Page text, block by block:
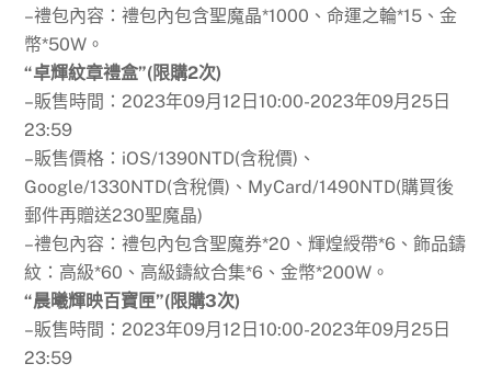
–禮包內容：禮包內包含聖魔晶*1000、命運之輪*15、金
幣*50W。
“卓輝紋章禮盒”(限購2次)
–販售時間：2023年09月12日10:00-2023年09月25日
23:59
–販售價格：iOS/1390NTD(含稅價)、
Google/1330NTD(含稅價)、MyCard/1490NTD(購買後
郵件再贈送230聖魔晶)
–禮包內容：禮包內包含聖魔券*20、輝煌綬帶*6、飾品鑄
紋：高級*60、高級鑄紋合集*6、金幣*200W。
“晨曦輝映百寶匣”(限購3次)
–販售時間：2023年09月12日10:00-2023年09月25日
23:59